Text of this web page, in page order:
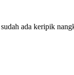
ada keripik